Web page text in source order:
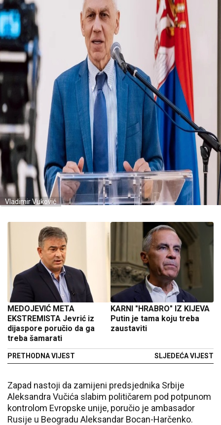
Vladimir Vuković
MEDOJEVIĆ META
EKSTREMISTA Jevrić iz
dijaspore poručio da ga
treba šamarati
PRETHODNA VIJEST
KARNI "HRABRO" IZ KIJEVA
Putin je tama koju treba
zaustaviti
SLJEDEĆA VIJEST
Zapad nastoji da zamijeni predsjednika Srbije
Aleksandra Vučića slabim političarem pod potpunom
kontrolom Evropske unije, poručio je ambasador
Rusije u Beogradu Aleksandar Bocan-Harčenko.